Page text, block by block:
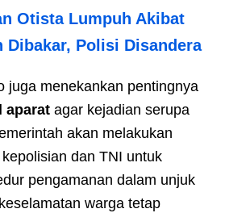
Otista Lumpuh Akibat
Dibakar, Polisi Disandera
juga menekankan pentingnya
aparat agar kejadian serupa
akan melakukan
dan TNI untuk
pengamanan dalam unjuk
warga tetap